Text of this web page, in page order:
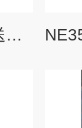
KH7300一体化振动变送器用途